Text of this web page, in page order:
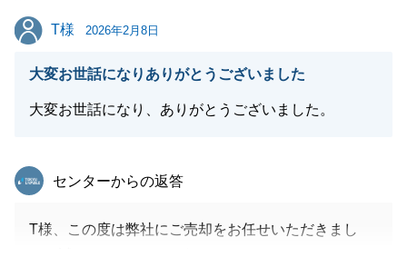
T様
T様 2026年2月8日
大変お世話になりありがとうございました
大変お世話になり、ありがとうございました。
東急リバブル
センターからの返答
T様、この度は弊社にご売却をお任せいただきまし